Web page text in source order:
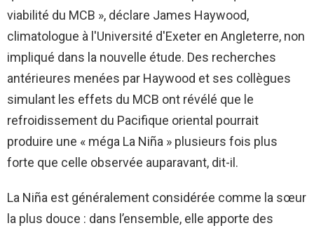
viabilité du MCB », déclare James Haywood,
climatologue à l'Université d'Exeter en Angleterre, non
impliqué dans la nouvelle étude. Des recherches
antérieures menées par Haywood et ses collègues
simulant les effets du MCB ont révélé que le
refroidissement du Pacifique oriental pourrait
produire une « méga La Niña » plusieurs fois plus
forte que celle observée auparavant, dit-il.
La Niña est généralement considérée comme la sœur
la plus douce : dans l’ensemble, elle apporte des